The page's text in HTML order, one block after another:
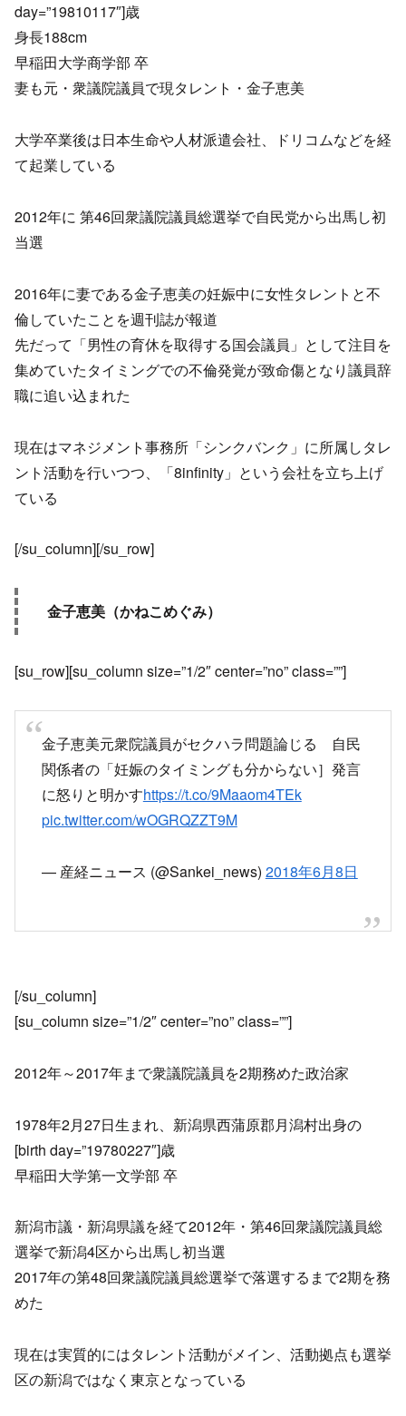
day=”19810117″]歳
身長188cm
早稲田大学商学部 卒
妻も元・衆議院議員で現タレント・金子恵美
大学卒業後は日本生命や人材派遣会社、ドリコムなどを経
て起業している
2012年に 第46回衆議院議員総選挙で自民党から出馬し初
当選
2016年に妻である金子恵美の妊娠中に女性タレントと不
倫していたことを週刊誌が報道
先だって「男性の育休を取得する国会議員」として注目を
集めていたタイミングでの不倫発覚が致命傷となり議員辞
職に追い込まれた
現在はマネジメント事務所「シンクバンク」に所属しタレ
ント活動を行いつつ、「8infinity」という会社を立ち上げ
ている
[/su_column][/su_row]
金子恵美（かねこめぐみ）
[su_row][su_column size=”1/2″ center=”no” class=””]
金子恵美元衆院議員がセクハラ問題論じる 自民
関係者の「妊娠のタイミングも分からない］発言
に怒りと明かすhttps://t.co/9Maaom4TEk
pic.twitter.com/wOGRQZZT9M
— 産経ニュース (@Sankei_news) 2018年6月8日
[/su_column]
[su_column size=”1/2″ center=”no” class=””]
2012年～2017年まで衆議院議員を2期務めた政治家
1978年2月27日生まれ、新潟県西蒲原郡月潟村出身の
[birth day=”19780227″]歳
早稲田大学第一文学部 卒
新潟市議・新潟県議を経て2012年・第46回衆議院議員総
選挙で新潟4区から出馬し初当選
2017年の第48回衆議院議員総選挙で落選するまで2期を務
めた
現在は実質的にはタレント活動がメイン、活動拠点も選挙
区の新潟ではなく東京となっている